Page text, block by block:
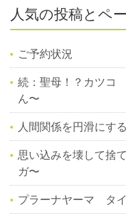
人気の投稿とペ
ご予約状況
続：聖母！？カツコ
ん〜
人間関係を円滑にす
思い込みを壊して捨
ガ〜
プラーナヤーマ タ